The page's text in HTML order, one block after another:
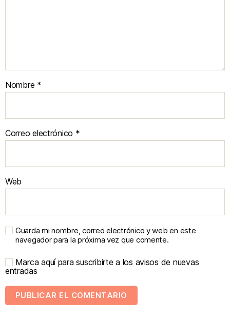
Nombre *
Correo electrónico *
Web
Guarda mi nombre, correo electrónico y web en este
navegador para la próxima vez que comente.
Marca aquí para suscribirte a los avisos de nuevas
entradas